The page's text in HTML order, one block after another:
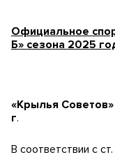
Официальное
Б» сезона 2025
«Крылья
г.
В соответствии с